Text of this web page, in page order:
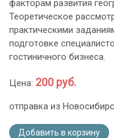
факторам развития
Теоретическое
практическими
подготовке
гостиничного бизнеса.
Цена: 200 руб.
отправка из
Добавить в корзину